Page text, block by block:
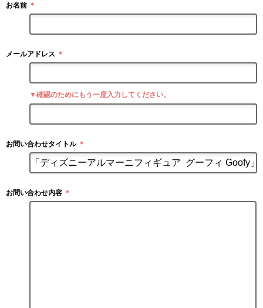
お名前 ＊
メールアドレス ＊
▼確認のためにもう一度入力してください。
お問い合わせタイトル ＊
お問い合わせ内容 ＊